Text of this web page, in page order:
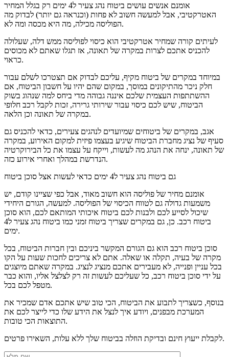
אומנם אנשים עושים ביטוח נהג צעיר ל4 ימים רק בגלל המחיר
האטרקטיבי, אבל למעשה חשוב לא פחות (וכנראה גם יותר) לבדוק מה
הפוליסה מכילה, מה היא מכסה ומה לא.
לעיתים קורה שמחיר אטרקטיבי הוא כיסוי לפוליסה ממש דלה, שעלולה
להכניס אתכם לצרות במקרה של תאונה, אז תגלו שאתם לא מכוסים
כראוי.
במיוחד במקרים של ביטוח מקיף, עליכם לבדוק אם תצטרכו לשלם עבור
חלק ניכר מהתיקונים במוסך, במקום שהם יהיו על חשבון הביטוח, אם
ההשתתפות העצמית שלכם איננה גבוהה מדי ביחס למה שנהוג בשוק
הביטוח, שיש לכם כיסוי עבור שירותי גרירה, זכות לקבל רכב חלופי
במקרה של תאונה וכן הלאה.
אגב, במקרים של ביטוחים שמיועדים לנהגים צעירים, כדאי להכניס גם
סעיף של נציג מחברת הביטוח שיגיע בעצמו פיזית למקום האירוע, במקרה
של תאונה, ינחה את הנהג מה לעשות, וייקח על עצמו את כל הבירוקרטיה
הנדרשת במהלך ואחרי אירוע כזה.
גם ביטוח נהג צעיר ל4 ימים כדאי לעשות אצל סוכן ביטוח
אומנם מחיר של פוליסה הוא חשוב מאוד, אבל כפי שציינו קודם, יש
משמעות גדולה גם לטווח הכיסוי של הפוליסה. למעשה, הגורם היחידי
שיכול לסייע לכם ולבנות לכם ביטוח איכותי המותאם לכם, הוא סוכן
ביטוח רכב. כן, גם במקרים שצריך ביטוח זמני כמו ביטוח נהג צעיר ל4
ימים.
סוכן ביטוח רכב הוא גם הגורם המקשר ביניכם ובין חברות הביטוח, בכל
מקרה של בעיה, תקלה או שאלה. אתם לא צריכים לחכות שעות על הקו
בכל עניין ופנייה, לא מעבירים אתכם מנציג לנציג. במקרה שאתם מיוצגים
על ידי סוכן ביטוח רכב, כל שעליכם לעשות זה רק לצלצל אליו, והוא כבר
מטפל לכם בכל.
בנוסף, כשצריך לתבוע את הביטוח, הכי טוב שיש אתכם אדם שמכיר את
המערכת מבפנים, ויודע איך לנצל את הידע שלו כדי לייצר לכם את
התוצאות הכי טובות.
לקבלת ייעוץ חינם ובדיקת הוזלה בביטוח שלך ללא עלות, השאירו פרטים.